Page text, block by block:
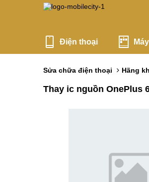
Điện thoại
Sửa chữa điện thoại Hãng
Thay ic nguồn OnePlus